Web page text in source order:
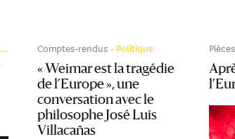
Comptes-rendus Politique
« Weimar est la tragédie
de l’Europe », une
conversation avec le
philosophe José Luis
Villacañas